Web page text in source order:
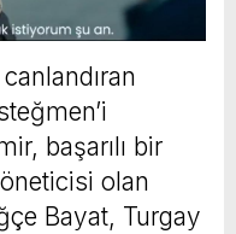
başarılı bir
olan
Bayat, Turgay